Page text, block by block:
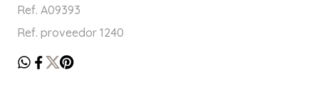
Ref. A09393
Ref. proveedor 1240